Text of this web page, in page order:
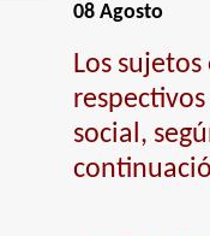
08 Agosto
Los
social,